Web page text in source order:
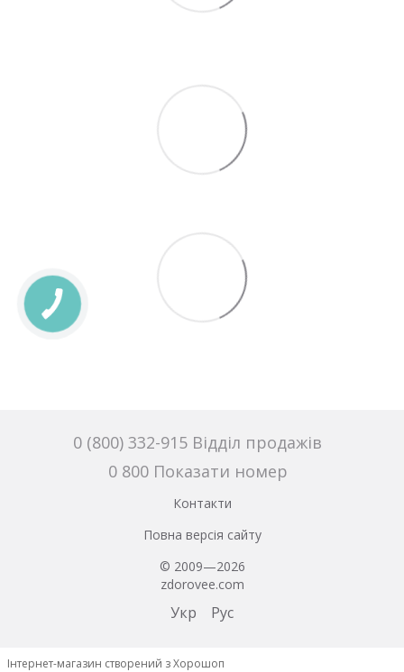
0 (800) 332-915 Відділ продажів
0 800 Показати номер
Контакти
Повна версія сайту
© 2009—2026
zdorovee.com
Укр Рус
Інтернет-магазин створений з Хорошоп